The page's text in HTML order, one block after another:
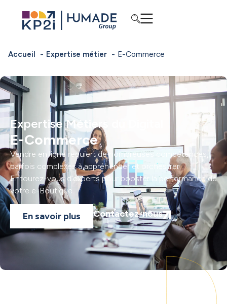
Accueil Expertise métier E-Commerce
Expertise Métiers du Digital
E-Commerce
Vendre en ligne requiert de nombreuses compétences,
parfois complexes à appréhender et orchestrer.
Entourez-vous d’experts pour booster la performance de
votre e-Boutique.
En savoir plus Contactez-nous